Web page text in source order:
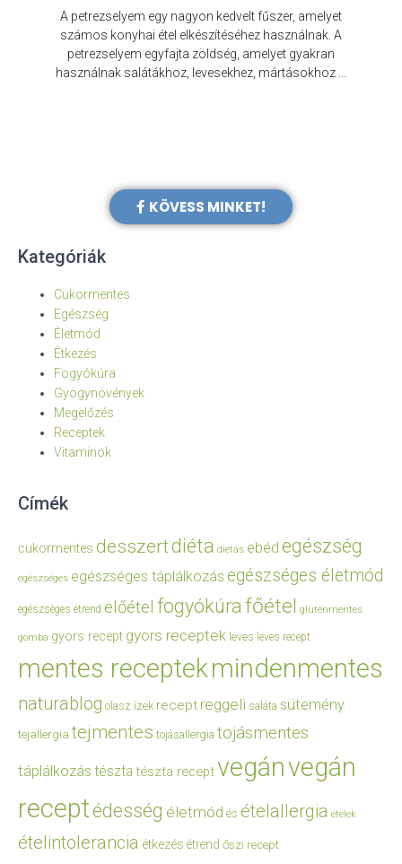
A petrezselyem egy nagyon kedvelt fűszer, amelyet
számos konyhai étel elkészítéséhez használnak. A
petrezselyem egyfajta zöldség, amelyet gyakran
használnak salátákhoz, levesekhez, mártásokhoz …
KÖVESS MINKET!
Kategóriák
Cukormentes
Egészség
Életmód
Étkezés
Fogyókúra
Gyógynövények
Megelőzés
Receptek
Vitaminok
Címék
cukormentes desszertdiéta diétás ebéd egészség
egészséges egészséges táplálkozás egészséges életmód
egészséges étrend előétel fogyókúrafőétel gluténmentes
gomba gyors recept gyors receptek leves leves recept
mentes receptekmindenmentes
naturablog olasz ízek recept reggeli saláta sütemény
tejallergia tejmentes tojásallergia tojásmentes
táplálkozás tészta tészta receptvegánvegán
receptédesség életmód és ételallergia ételek
ételintolerancia étkezés étrend őszi recept